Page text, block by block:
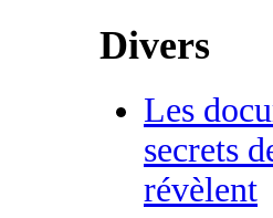
Divers
Les
secrets
révèlent